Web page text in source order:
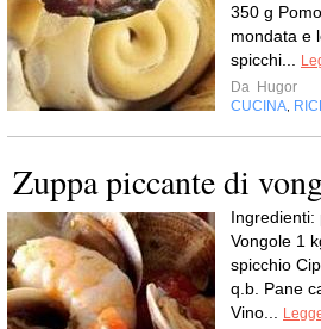
350 g
mondata e
spicchi...
Da Hugor
CUCINA
Zuppa piccante di
Ingredienti:
Vongole 1
spicchio
q.b. Pane
Vino...